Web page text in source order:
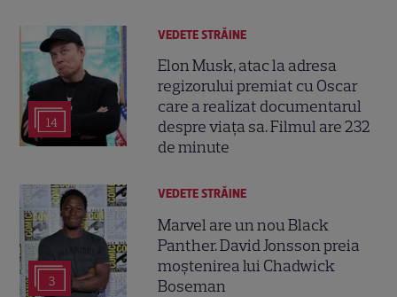
14
VEDETE STRĂINE
Elon Musk, atac la adresa
regizorului premiat cu Oscar
care a realizat documentarul
despre viața sa. Filmul are 232
de minute
3
VEDETE STRĂINE
Marvel are un nou Black
Panther. David Jonsson preia
moștenirea lui Chadwick
Boseman